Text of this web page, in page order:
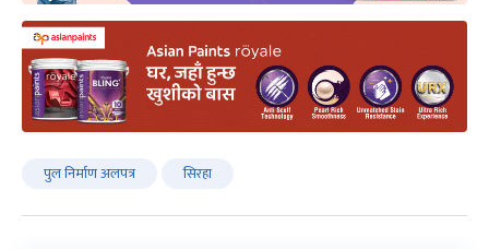
पुल निर्माण अलपत्र सिरहा